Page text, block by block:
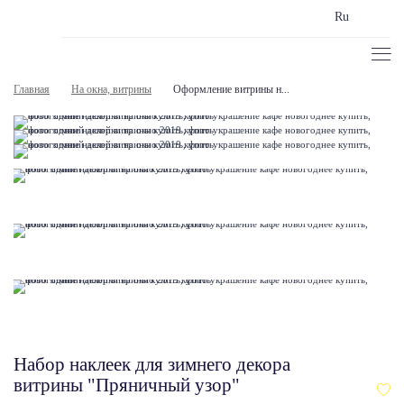
Ru
Главная На окна, витрины Оформление витрины н...
Набор наклеек для зимнего декора
витрины "Пряничный узор"